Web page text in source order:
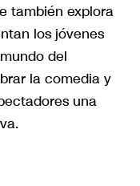
también explora
los jóvenes
del
la comedia y
una